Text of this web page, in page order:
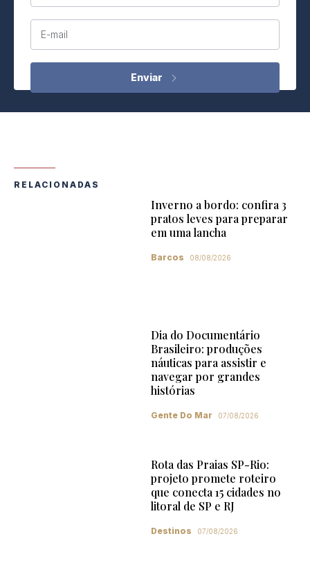
E-mail
RELACIONADAS
Inverno a bordo: confira 3
pratos leves para preparar
em uma lancha
Barcos 08/08/2026
Dia do Documentário
Brasileiro: produções
náuticas para assistir e
navegar por grandes
histórias
Gente Do Mar 07/08/2026
Rota das Praias SP-Rio:
projeto promete roteiro
que conecta 15 cidades no
litoral de SP e RJ
Destinos 07/08/2026